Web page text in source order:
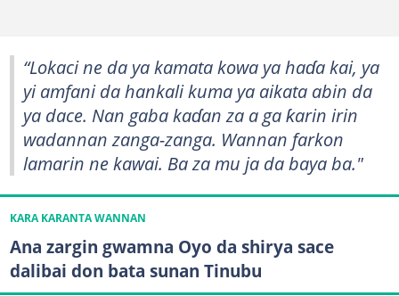
“Lokaci ne da ya kamata kowa ya haɗa kai, ya
yi amfani da hankali kuma ya aikata abin da
ya dace. Nan gaba kaɗan za a ga ƙarin irin
wadannan zanga-zanga. Wannan farkon
lamarin ne kawai. Ba za mu ja da baya ba."
KARA KARANTA WANNAN
Ana zargin gwamna Oyo da shirya sace
dalibai don bata sunan Tinubu